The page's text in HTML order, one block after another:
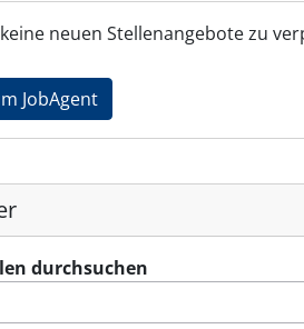
neuen Stellenangebote zu
JobAgent
durchsuchen